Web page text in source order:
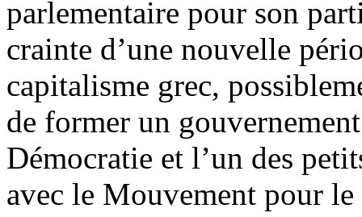
parlementaire pour son
crainte d’une nouvelle
capitalisme grec,
de former un
Démocratie et l’un des
avec le Mouvement pour